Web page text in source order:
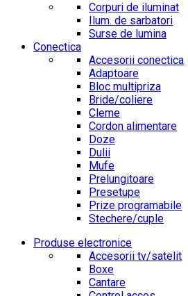
Corpuri de iluminat
Ilum. de sarbatori
Surse de lumina
Conectica
Accesorii conectica
Adaptoare
Bloc multipriza
Bride/coliere
Cleme
Cordon alimentare
Doze
Dulii
Mufe
Prelungitoare
Presetupe
Prize programabile
Stechere/cuple
Produse electronice
Accesorii tv/satelit
Boxe
Cantare